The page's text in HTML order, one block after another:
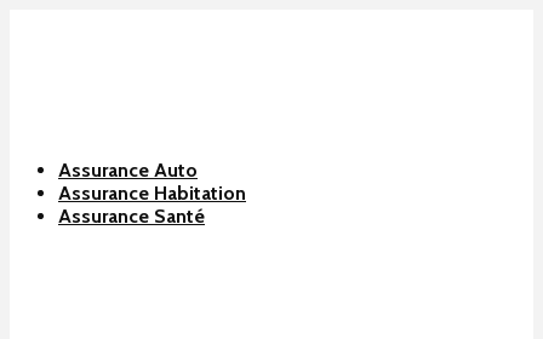
Assurance Auto
Assurance Habitation
Assurance Santé